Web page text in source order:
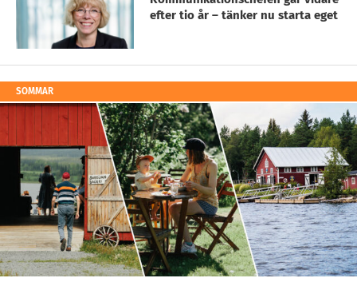
efter tio år – tänker nu starta eget
SOMMAR